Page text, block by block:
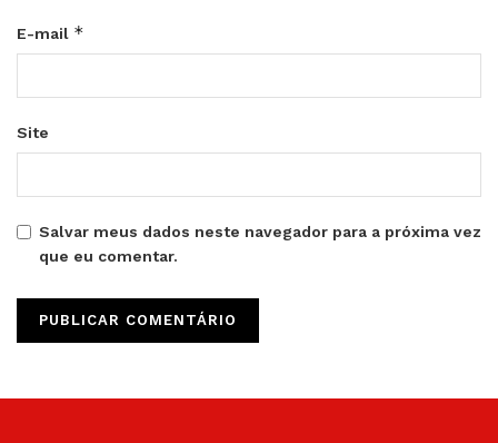
E-mail *
Site
Salvar meus dados neste navegador para a próxima vez
que eu comentar.